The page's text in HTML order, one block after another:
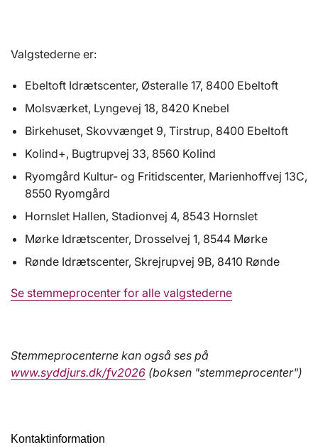
Valgstederne er:
Ebeltoft Idrætscenter, Østeralle 17, 8400 Ebeltoft
Molsværket, Lyngevej 18, 8420 Knebel
Birkehuset, Skovvænget 9, Tirstrup, 8400 Ebeltoft
Kolind+, Bugtrupvej 33, 8560 Kolind
Ryomgård Kultur- og Fritidscenter, Marienhoffvej 13C,
8550 Ryomgård
Hornslet Hallen, Stadionvej 4, 8543 Hornslet
Mørke Idrætscenter, Drosselvej 1, 8544 Mørke
Rønde Idrætscenter, Skrejrupvej 9B, 8410 Rønde
Se stemmeprocenter for alle valgstederne
Stemmeprocenterne kan også ses på
www.syddjurs.dk/fv2026 (boksen "stemmeprocenter")
Kontaktinformation